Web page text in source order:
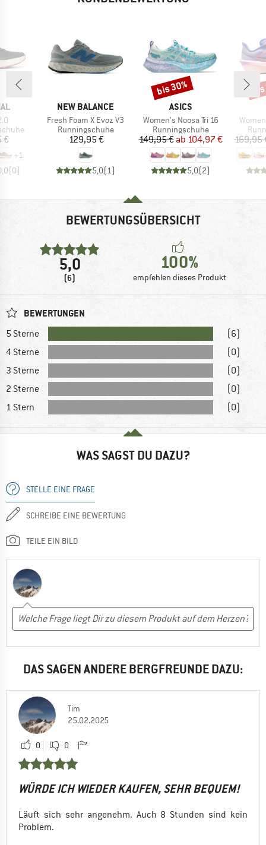
€
+1
(0)
MARKE
NEW BALANCE
Artikel
Fresh Foam X Evoz V3
Produktgruppe
Runningschuhe
Preis
129,95 €
5,0(1)
MARKE
ASICS
Artikel
Women's Noosa Tri 16
Produktgruppe
Runningschuhe
Preis
149,95 € reduzierter Preis
ab 104,97 €
5,0(2)
Rabatt
bis 30%
Artikel
169,95
BEWERTUNGSÜBERSICHT
5,0
(6)
100%
empfehlen dieses Produkt
BEWERTUNGEN
5 Sterne
(6)
4 Sterne
(0)
3 Sterne
(0)
2 Sterne
(0)
1 Stern
(0)
WAS SAGST DU DAZU?
STELLE EINE FRAGE
SCHREIBE EINE BEWERTUNG
TEILE EIN BILD
DAS SAGEN ANDERE BERGFREUNDE DAZU:
Tim
25.02.2025
0 0
WÜRDE ICH WIEDER KAUFEN, SEHR BEQUEM!
Läuft sich sehr angenehm. Auch 8 Stunden sind kein
Problem.